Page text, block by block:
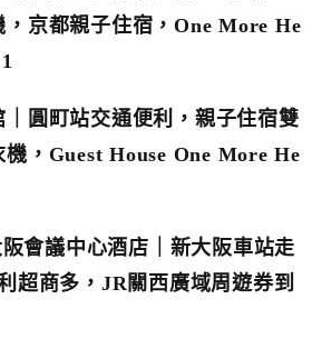
，京都親子住宿，One More He
｜圓町站交通便利，親子住宿雙
，Guest House One More He
會議中心酒店｜新大阪車站走
超商多，JR關西廣域周遊券到